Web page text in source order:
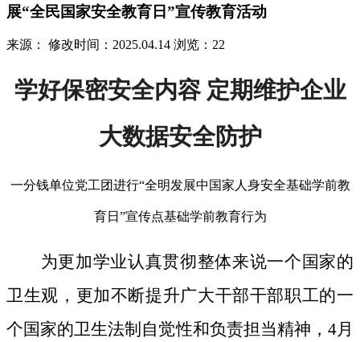
展“全民国家安全教育日”宣传教育活动
来源： 修改时间：2025.04.14 浏览：22
学好保密安全内容 定期维护企业
大数据安全防护
一分钱单位党工团进行“全明发展中国家人身安全基础学前教
育日”宣传点基础学前教育行为
为更加学业认真贯彻整体来说一个国家的
卫生观，更加不断提升广大干部干部职工的一
个国家的卫生法制自觉性和负责担当精神，4月